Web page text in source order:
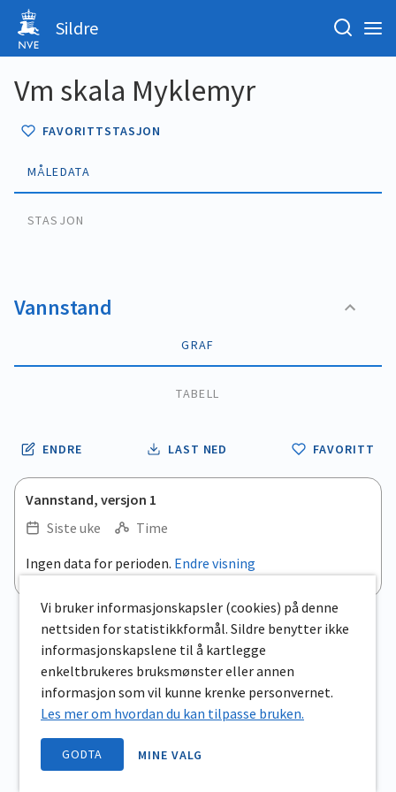
Sildre
Vm skala Myklemyr
FAVORITTSTASJON
MÅLEDATA
STASJON
Vannstand
GRAF
TABELL
ENDRE LAST NED FAVORITT
Vannstand, versjon 1
Siste uke
Time
Ingen data for perioden. Endre visning
Vi bruker informasjonskapsler (cookies) på denne
nettsiden for statistikkformål. Sildre benytter ikke
informasjonskapslene til å kartlegge
enkeltbrukeres bruksmønster eller annen
informasjon som vil kunne krenke personvernet.
Les mer om hvordan du kan tilpasse bruken.
GODTA MINE VALG